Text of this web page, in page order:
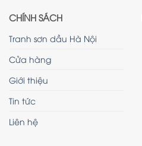
CHÍNH SÁCH
Tranh sơn dầu Hà Nội
Cửa hàng
Giới thiệu
Tin tức
Liên hệ